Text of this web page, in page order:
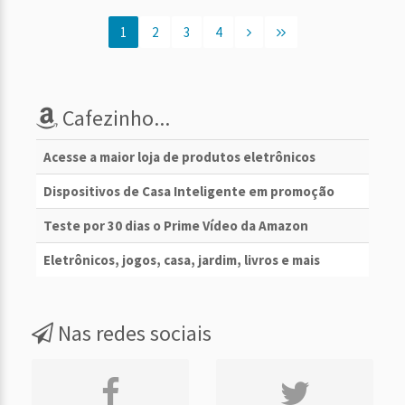
1 2 3 4
Cafezinho...
Acesse a maior loja de produtos eletrônicos
Dispositivos de Casa Inteligente em promoção
Teste por 30 dias o Prime Vídeo da Amazon
Eletrônicos, jogos, casa, jardim, livros e mais
Nas redes sociais